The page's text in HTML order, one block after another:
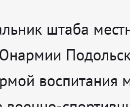
штаба
воспитания